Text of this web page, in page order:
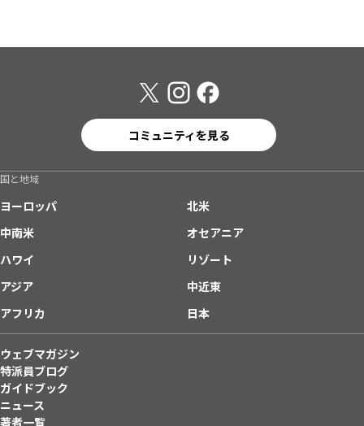
コミュニティを見る
国と地域
ヨーロッパ
北米
中南米
オセアニア
ハワイ
リゾート
アジア
中近東
アフリカ
日本
ウェブマガジン
特派員ブログ
ガイドブック
ニュース
著者一覧